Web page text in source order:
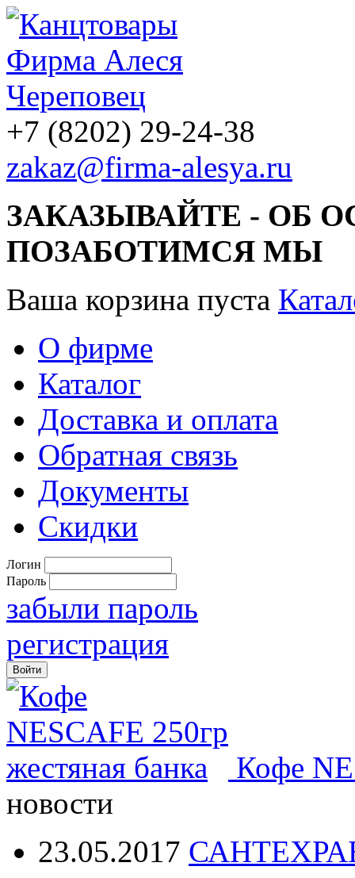
+7 (8202) 29-24-38
zakaz@firma-alesya.ru
ЗАКАЗЫВАЙТЕ - ОБ
ПОЗАБОТИМСЯ МЫ
Ваша корзина пуста
О фирме
Каталог
Доставка и оплата
Обратная связь
Документы
Скидки
Логин
Пароль
забыли пароль
регистрация
Кофе
новости
23.05.2017